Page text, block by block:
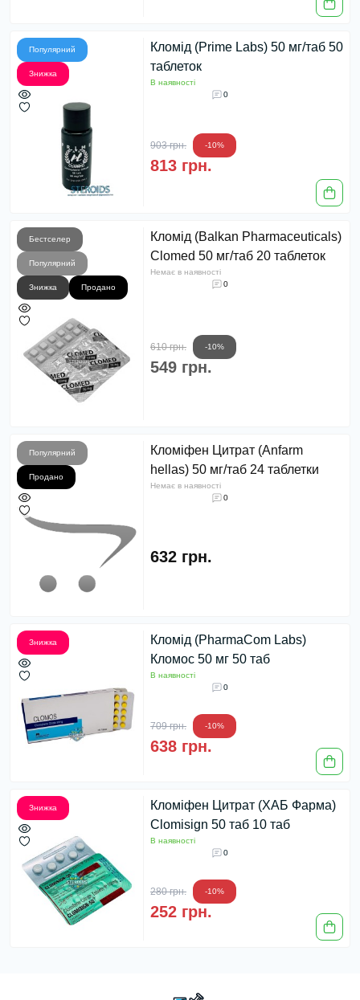
Популярний
Знижка
Кломід (Prime Labs) 50 мг/таб 50
таблеток
В наявності
0
903 грн. -10%
813 грн.
Бестселер
Популярний
Знижка Продано
Кломід (Balkan Pharmaceuticals)
Clomed 50 мг/таб 20 таблеток
Немає в наявності
0
610 грн. -10%
549 грн.
Популярний
Продано
Кломіфен Цитрат (Anfarm
hellas) 50 мг/таб 24 таблетки
Немає в наявності
0
632 грн.
Знижка
Кломід (PharmaCom Labs)
Кломос 50 мг 50 таб
В наявності
0
709 грн. -10%
638 грн.
Знижка
Кломіфен Цитрат (ХАБ Фарма)
Clomisign 50 таб 10 таб
В наявності
0
280 грн. -10%
252 грн.